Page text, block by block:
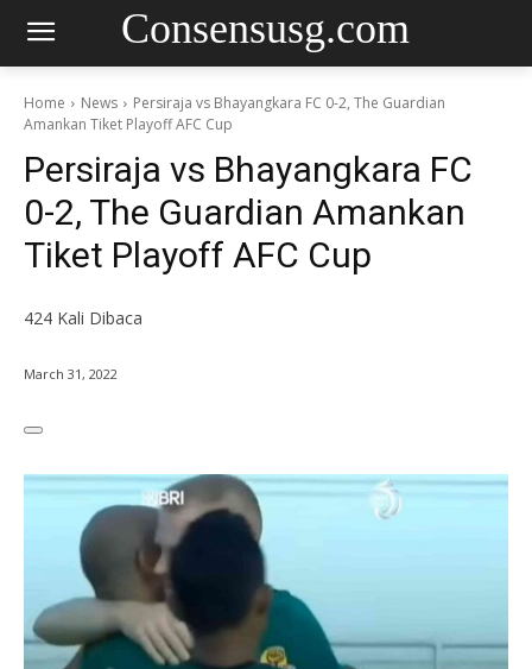
Consensusg.com
Home News
Persiraja vs Bhayangkara FC 0-2, The Guardian
Amankan Tiket Playoff AFC Cup
Persiraja vs Bhayangkara FC
0-2, The Guardian Amankan
Tiket Playoff AFC Cup
424 Kali Dibaca
March 31, 2022